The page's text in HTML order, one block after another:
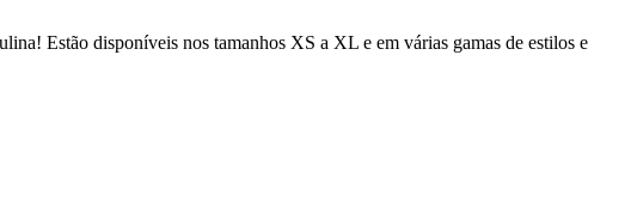
Estão disponíveis nos tamanhos XS a XL e em várias gamas de estilos e